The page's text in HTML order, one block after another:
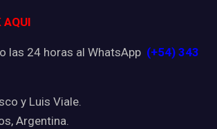
AQUI
las 24 horas al WhatsApp (+54) 343
y Luis Viale.
Argentina.